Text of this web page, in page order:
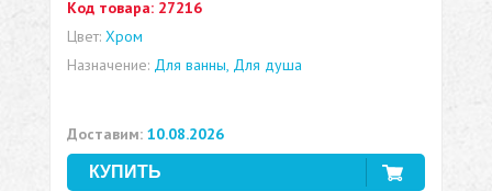
Код товара: 27216
Цвет: Хром
Назначение: Для ванны, Для душа
Доставим: 10.08.2026